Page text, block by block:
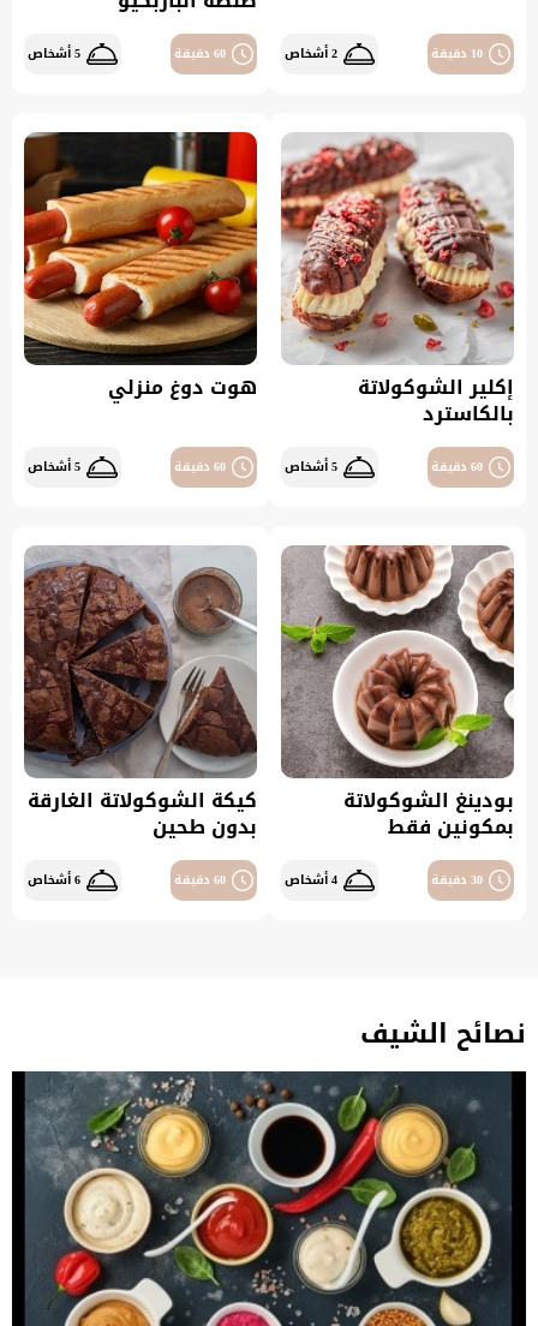
10 دقيقة 2 أشخاص 60 دقيقة 5 أشخاص
إكلير الشوكولاتة
بالكاسترد
60 دقيقة 5 أشخاص
هوت دوغ منزلي
60 دقيقة 5 أشخاص
بودينغ الشوكولاتة
بمكونين فقط
30 دقيقة 4 أشخاص
كيكة الشوكولاتة الغارقة
بدون طحين
60 دقيقة 6 أشخاص
نصائح الشيف